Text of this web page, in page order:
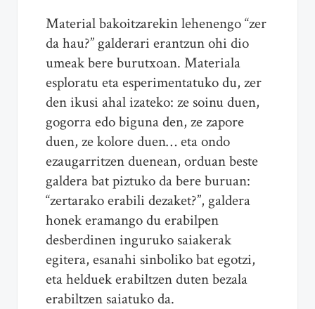
Material bakoitzarekin lehenengo “zer
da hau?” galderari erantzun ohi dio
umeak bere burutxoan. Materiala
esploratu eta esperimentatuko du, zer
den ikusi ahal izateko: ze soinu duen,
gogorra edo biguna den, ze zapore
duen, ze kolore duen… eta ondo
ezaugarritzen duenean, orduan beste
galdera bat piztuko da bere buruan:
“zertarako erabili dezaket?”, galdera
honek eramango du erabilpen
desberdinen inguruko saiakerak
egitera, esanahi sinboliko bat egotzi,
eta helduek erabiltzen duten bezala
erabiltzen saiatuko da.